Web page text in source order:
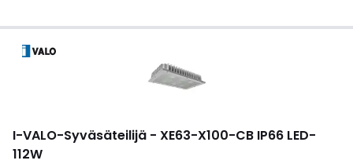
I-VALO-Syväsäteilijä - XE63-X100-CB IP66 LED-
112W